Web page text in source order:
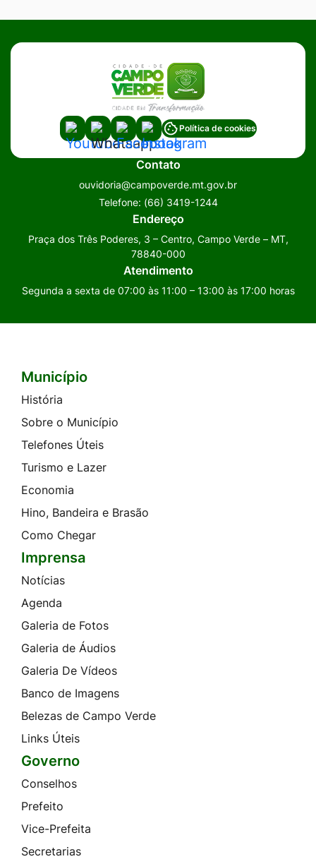
Acessar
a
Social
Acessar
a
Social
Whatsapp
Acessar
a
Rede
Social
Facebook
Acessar
a
Rede
Social
Instagram
Política de cookies
Contato
ouvidoria@campoverde.mt.gov.br
Telefone: (66) 3419-1244
Endereço
Praça dos Três Poderes, 3 – Centro, Campo Verde – MT,
78840-000
Atendimento
Segunda a sexta de 07:00 às 11:00 – 13:00 às 17:00 horas
Seção do Rodapé e Contato
Município
História
Sobre o Município
Telefones Úteis
Turismo e Lazer
Economia
Hino, Bandeira e Brasão
Como Chegar
Imprensa
Notícias
Agenda
Galeria de Fotos
Galeria de Áudios
Galeria De Vídeos
Banco de Imagens
Belezas de Campo Verde
Links Úteis
Governo
Conselhos
Prefeito
Vice-Prefeita
Secretarias